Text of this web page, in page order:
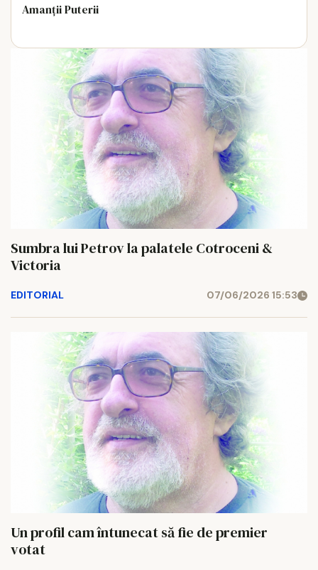
Amanții Puterii
Sumbra lui Petrov la palatele Cotroceni &
Victoria
EDITORIAL 07/06/2026 15:53
Un profil cam întunecat să fie de premier
votat